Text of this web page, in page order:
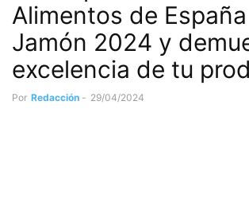
Alimentos de
Jamón 2024 y
excelencia de tu
Por Redacción - 29/04/2024